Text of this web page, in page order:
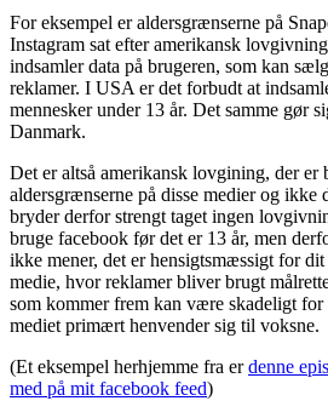
For eksempel er aldersgrænserne på
Instagram sat efter amerikansk
indsamler data på brugeren, som kan
reklamer. I USA er det forbudt at
mennesker under 13 år. Det samme gør
Danmark.
Det er altså amerikansk lovgining, der er
aldersgrænserne på disse medier og
bryder derfor strengt taget ingen
bruge facebook før det er 13 år, men
ikke mener, det er hensigtsmæssigt for
medie, hvor reklamer bliver brugt
som kommer frem kan være skadeligt
mediet primært henvender sig til voksne.
(Et eksempel herhjemme fra erdenne
med på mit facebook feed)